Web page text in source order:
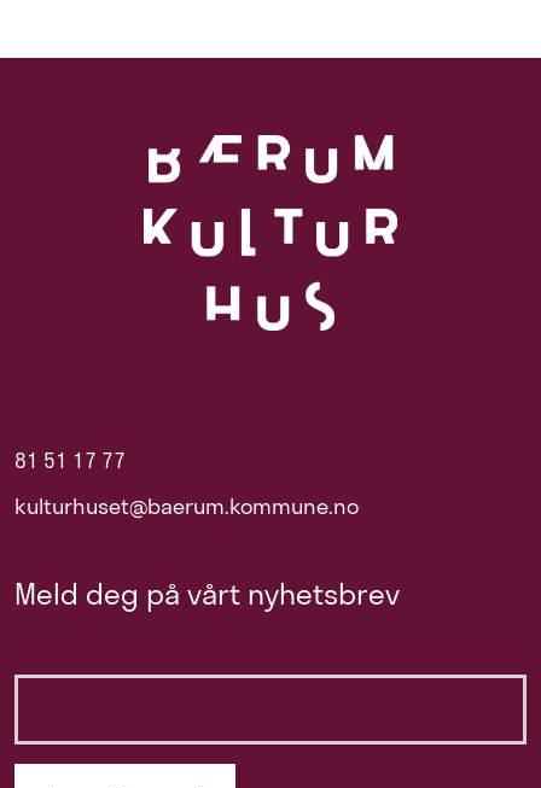
81 51 17 77
kulturhuset@baerum.kommune.no
Meld deg på vårt nyhetsbrev